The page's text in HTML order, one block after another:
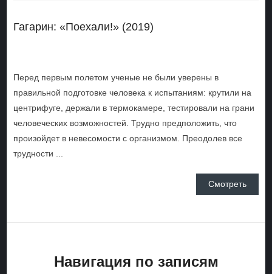
Гагарин: «Поехали!» (2019)
Перед первым полетом ученые не были уверены в
правильной подготовке человека к испытаниям: крутили на
центрифуге, держали в термокамере, тестировали на грани
человеческих возможностей. Трудно предположить, что
произойдет в невесомости с организмом. Преодолев все
трудности ...
Смотреть
Навигация по записям